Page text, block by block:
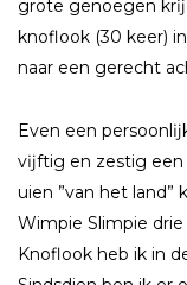
grote genoegen
knoflook (30 keer)
naar een gerecht
Even een
vĳftig en zestig een
uien ”van het land”
Wimpie Slimpie
Knoflook heb ik in